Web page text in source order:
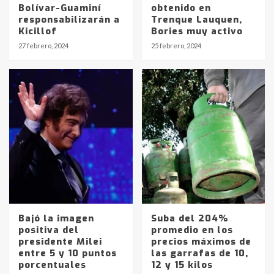
Bolívar-Guaminí
responsabilizarán a
Kicillof
27 febrero, 2024
obtenido en
Trenque Lauquen,
Bories muy activo
25 febrero, 2024
Bajó la imagen
positiva del
presidente Milei
entre 5 y 10 puntos
porcentuales
Suba del 204%
promedio en los
precios máximos de
las garrafas de 10,
12 y 15 kilos
Identidad de los adolescentes